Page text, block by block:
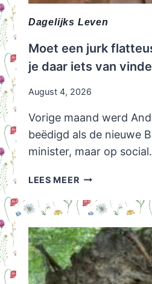
Dagelijks Leven
Moet een jurk
je daar iets van
August 4, 2026
Vorige maand werd
beëdigd als de nieuwe
minister, maar op
LEES MEERMOET
JURK
ZIJN?
EN
MAG
JE